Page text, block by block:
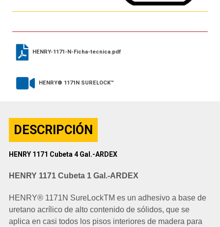
HENRY-1171-N-Ficha-tecnica.pdf
HENRY® 1171N SURELOCK™
DESCRIPCIÓN
HENRY 1171 Cubeta 4 Gal.-ARDEX
HENRY 1171 Cubeta 1 Gal.-ARDEX
HENRY® 1171N SureLockTM es un adhesivo a base de
uretano acrílico de alto contenido de sólidos, que se
aplica en casi todos los pisos interiores de madera para